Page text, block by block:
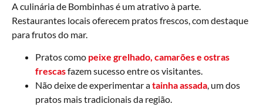
A culinária de Bombinhas é um atrativo à parte.
Restaurantes locais oferecem pratos frescos, com destaque
para frutos do mar.
Pratos como peixe grelhado, camarões e ostras
frescasfazem sucesso entre os visitantes.
Não deixe de experimentar atainha assada, um dos
pratos mais tradicionais da região.